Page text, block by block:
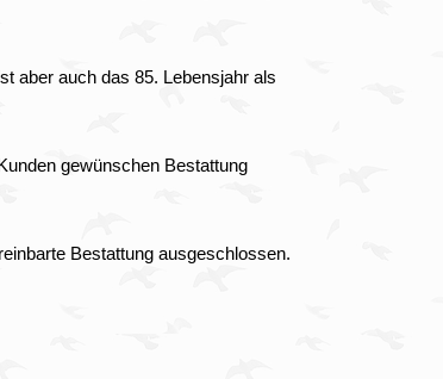
aber auch das 85. Lebensjahr als
gewünschen Bestattung
Bestattung ausgeschlossen.